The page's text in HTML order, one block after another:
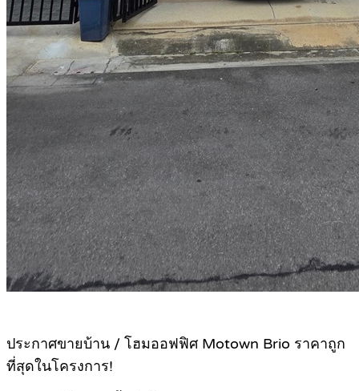
ประกาศขายบ้าน / โฮมออฟฟิศ Motown Brio ราคาถูก
ที่สุดในโครงการ!